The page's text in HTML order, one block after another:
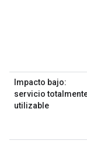
Impacto bajo:
servicio
utilizable